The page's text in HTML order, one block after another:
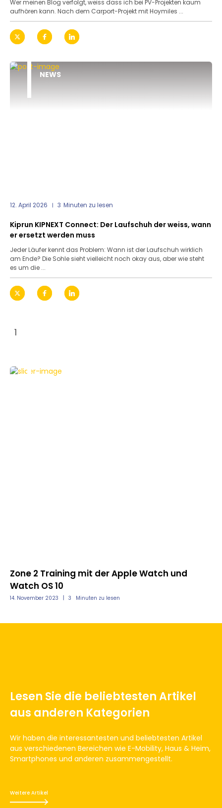
Wer meinen Blog verfolgt, weiss dass ich bei PV-Projekten kaum
aufhören kann. Nach dem Carport-Projekt mit Hoymiles ...
NEWS
12. April 2026 3 Minuten zu lesen
Kiprun KIPNEXT Connect: Der Laufschuh der weiss, wann
er ersetzt werden muss
Jeder Läufer kennt das Problem: Wann ist der Laufschuh wirklich
am Ende? Die Sohle sieht vielleicht noch okay aus, aber wie steht
es um die ...
1
Lesen Sie die beliebtesten Artikel
aus anderen Kategorien
Wir haben die interessantesten und beliebtesten Artikel
aus verschiedenen Bereichen wie E-Mobility, Haus & Heim,
Smartphones und anderen zusammengestellt.
Weitere Artikel
APPLE
Zone 2 Training mit der Apple Watch und
Watch OS 10
14. November 2023 3 Minuten zu lesen